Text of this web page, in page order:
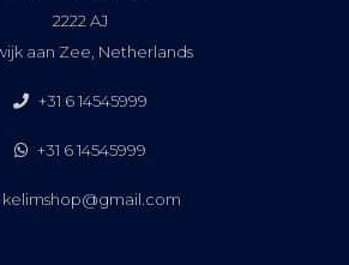
2222 AJ
aan Zee, Netherlands
+31 6 14545999
+31 6 14545999
kelimshop@gmail.com